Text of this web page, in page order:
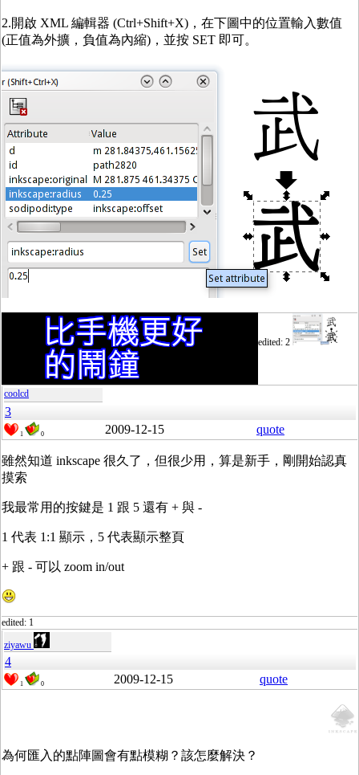
2.開啟 XML 編輯器 (Ctrl+Shift+X)，在下圖中的位置輸入數值
(正值為外擴，負值為內縮)，並按 SET 即可。
edited: 2
coolcd
3
1 0 2009-12-15 quote
雖然知道 inkscape 很久了，但很少用，算是新手，剛開始認真
摸索
我最常用的按鍵是 1 跟 5 還有 + 與 -
1 代表 1:1 顯示，5 代表顯示整頁
+ 跟 - 可以 zoom in/out
edited: 1
ziyawu
4
1 0 2009-12-15 quote
為何匯入的點陣圖會有點模糊？該怎麼解決？